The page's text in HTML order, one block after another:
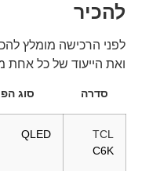
להכיר
לפני הרכישה מומלץ
ואת הייעוד של כל אחת
סדרה סוג
TCL
C6K
QLED